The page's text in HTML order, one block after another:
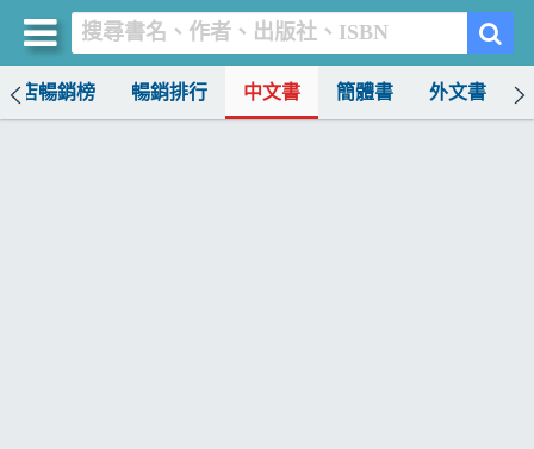
書店暢銷榜 暢銷排行 中文書 簡體書 外文書
買書網